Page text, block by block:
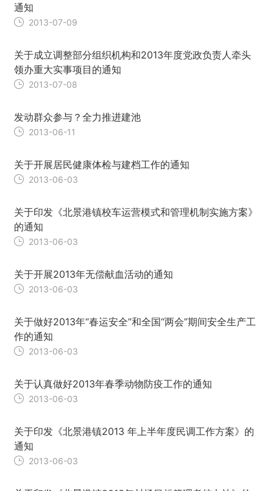
通知
2013-07-09
关于成立调整部分组织机构和2013年度党政负责人牵头
领办重大实事项目的通知
2013-07-08
发动群众参与？全力推进建池
2013-06-11
关于开展居民健康体检与建档工作的通知
2013-06-03
关于印发《北景港镇校车运营模式和管理机制实施方案》
的通知
2013-06-03
关于开展2013年无偿献血活动的通知
2013-06-03
关于做好2013年“春运安全”和全国“两会”期间安全生产工
作的通知
2013-06-03
关于认真做好2013年春季动物防疫工作的通知
2013-06-03
关于印发《北景港镇2013 年上半年度民调工作方案》的
通知
2013-06-03